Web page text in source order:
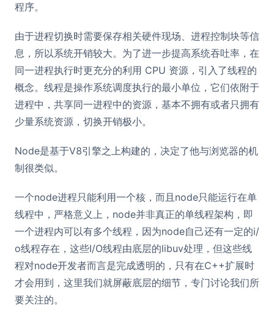
程序。
由于进程切换时需要保存相关硬件现场、进程控制块等信
息，所以系统开销较大。为了进一步提高系统吞吐率，在
同一进程执行时更充分的利用 CPU 资源，引入了线程的
概念。线程是操作系统调度执行的最小单位，它们依附于
进程中，共享同一进程中的资源，基本不拥有或者只拥有
少量系统资源，切换开销极小。
Node是基于V8引擎之上构建的，决定了他与浏览器的机
制很类似。
一个node进程只能利用一个核，而且node只能运行在单
线程中，严格意义上，node并非真正的单线程架构，即
一个进程内可以有多个线程，因为node自己还有一定的i/
o线程存在，这些I/O线程由底层的libuv处理，但这些线
程对node开发者而言是完成透明的，只有在C++扩展时
才会用到，这里我们就屏蔽底层的细节，专门讨论我们所
要关注的。